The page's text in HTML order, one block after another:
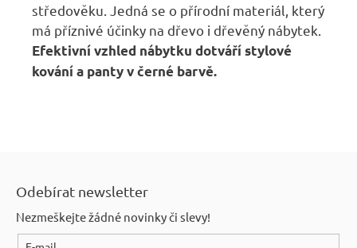
středověku. Jedná se o přírodní materiál, který
má příznivé účinky na dřevo i dřevěný nábytek.
Efektivní vzhled nábytku dotváří stylové
kování a panty v černé barvě.
Odebírat newsletter
Nezmeškejte žádné novinky či slevy!